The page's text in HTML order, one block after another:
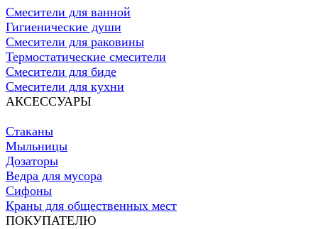
Смесители для ванной
Гигиенические души
Смесители для раковины
Термостатические смесители
Смесители для биде
Смесители для кухни
АКСЕССУАРЫ
Стаканы
Мыльницы
Дозаторы
Ведра для мусора
Сифоны
Краны для общественных мест
ПОКУПАТЕЛЮ